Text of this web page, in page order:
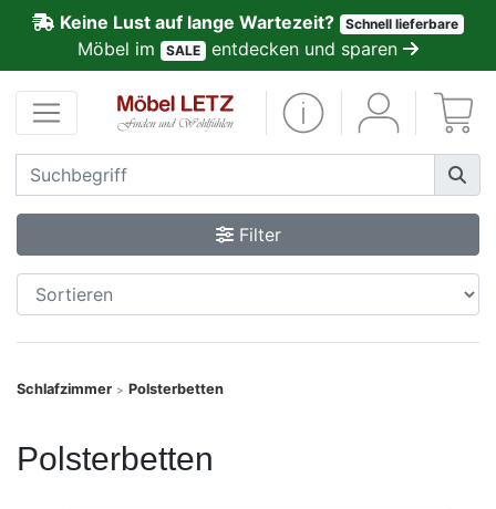
Keine Lust auf lange Wartezeit? Schnell lieferbare
Möbel im SALE entdecken und sparen
Filter
Schlafzimmer > Polsterbetten
Polsterbetten
Kundenmeinungen
Anmelden
PREMIUM
Schnell
lieferbar
SALE
Möbel-